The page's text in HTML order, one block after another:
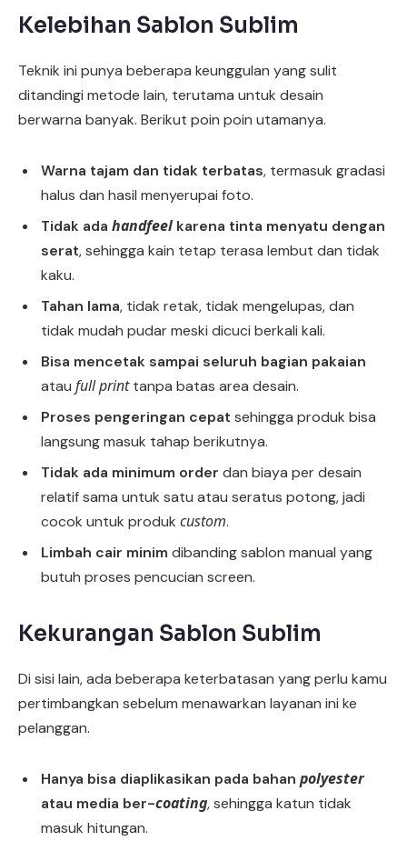
Kelebihan Sablon Sublim
Teknik ini punya beberapa keunggulan yang sulit
ditandingi metode lain, terutama untuk desain
berwarna banyak. Berikut poin poin utamanya.
Warna tajam dan tidak terbatas, termasuk gradasi
halus dan hasil menyerupai foto.
Tidak ada handfeel karena tinta menyatu dengan
serat, sehingga kain tetap terasa lembut dan tidak
kaku.
Tahan lama, tidak retak, tidak mengelupas, dan
tidak mudah pudar meski dicuci berkali kali.
Bisa mencetak sampai seluruh bagian pakaian
atau full printtanpa batas area desain.
Proses pengeringan cepat sehingga produk bisa
langsung masuk tahap berikutnya.
Tidak ada minimum order dan biaya per desain
relatif sama untuk satu atau seratus potong, jadi
cocok untuk produk custom.
Limbah cair minim dibanding sablon manual yang
butuh proses pencucian screen.
Kekurangan Sablon Sublim
Di sisi lain, ada beberapa keterbatasan yang perlu kamu
pertimbangkan sebelum menawarkan layanan ini ke
pelanggan.
Hanya bisa diaplikasikan pada bahan polyester
atau media ber-coating, sehingga katun tidak
masuk hitungan.